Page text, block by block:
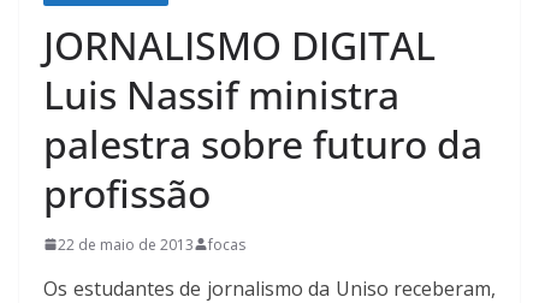
JORNALISMO DIGITAL
Luis Nassif ministra
palestra sobre futuro da
profissão
22 de maio de 2013 focas
Os estudantes de jornalismo da Uniso receberam,